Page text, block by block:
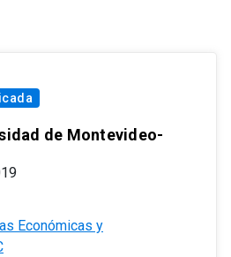
de Montevideo-
Económicas y